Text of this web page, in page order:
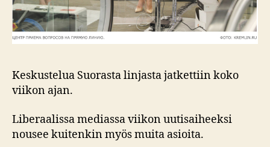
Keskustelua Suorasta linjasta jatkettiin koko
viikon ajan.
Liberaalissa mediassa viikon uutisaiheeksi
nousee kuitenkin myös muita asioita.